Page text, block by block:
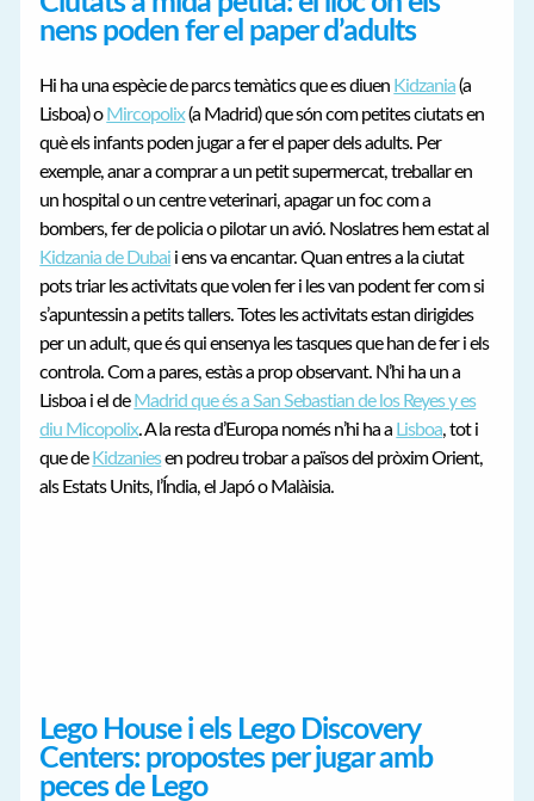
nens poden fer el paper d’adults
Hi ha una espècie de parcs temàtics que es diuen Kidzania(a
Lisboa) o Mircopolix(a Madrid) que són com petites ciutats en
què els infants poden jugar a fer el paper dels adults. Per
exemple, anar a comprar a un petit supermercat, treballar en
un hospital o un centre veterinari, apagar un foc com a
bombers, fer de policia o pilotar un avió. Noslatres hem estat al
Kidzania de Dubai i ens va encantar. Quan entres a la ciutat
pots triar les activitats que volen fer i les van podent fer com si
s’apuntessin a petits tallers. Totes les activitats estan dirigides
per un adult, que és qui ensenya les tasques que han de fer i els
controla. Com a pares, estàs a prop observant. N’hi ha un a
Lisboa i el de Madrid que és a San Sebastian de los Reyes y es
diu Micopolix. A la resta d’Europa només n’hi ha a Lisboa, tot i
que de Kidzaniesen podreu trobar a països del pròxim Orient,
als Estats Units, l’Índia, el Japó o Malàisia.
Lego House i els Lego Discovery
Centers: propostes per jugar amb
peces de Lego